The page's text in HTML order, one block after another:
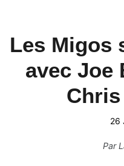
Les Migos
avec Joe
26
Par